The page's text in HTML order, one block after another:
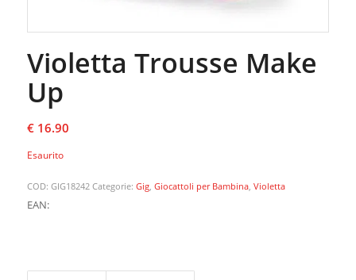
Violetta Trousse Make
Up
€16.90
Esaurito
COD: GIG18242 Categorie: Gig, Giocattoli per Bambina, Violetta
EAN: